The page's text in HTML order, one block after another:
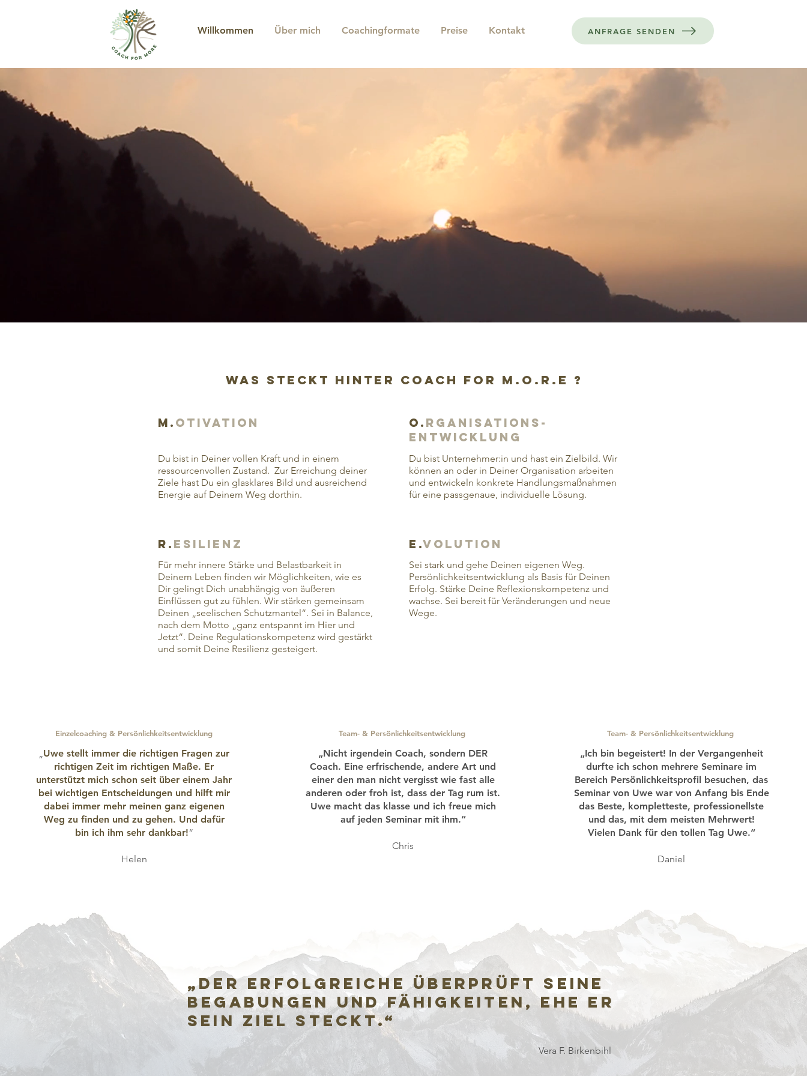
Willkommen Über mich Coachingformate Preise Kontakt ANFRAGE SENDEN
Was steckt hinter Coach for M.O.R.E ?
M. OTIVATION
Du bist in Deiner vollen Kraft und in einem
ressourcenvollen Zustand. Zur Erreichung deiner
Ziele hast Du ein glasklares Bild und ausreichend
Energie auf Deinem Weg dorthin.
R. Esilienz
Für mehr innere Stärke und Belastbarkeit in
Deinem Leben finden wir Möglichkeiten, wie es
Dir gelingt Dich unabhängig von äußeren
Einflüssen gut zu fühlen. Wir stärken gemeinsam
Deinen „seelischen Schutzmantel“. Sei in Balance,
nach dem Motto „ganz entspannt im Hier und
Jetzt“. Deine Regulationskompetenz wird gestärkt
und somit Deine Resilienz gesteigert.
O. Rganisations-
entwicklung
Du bist Unternehmer:in und hast ein Zielbild. Wir
können an oder in Deiner Organisation arbeiten
und entwickeln konkrete Handlungsmaßnahmen
für eine passgenaue, individuelle Lösung.
E.Volution
Sei stark und gehe Deinen eigenen Weg.
Persönlichkeitsentwicklung als Basis für Deinen
Erfolg. Stärke Deine Reflexionskompetenz und
wachse. Sei bereit für Veränderungen und neue
Wege.
Einzelcoaching & Persönlichkeitsentwicklung
„Uwestellt immer die richtigen Fragen zur
richtigen Zeit im richtigen Maße. Er
unterstützt mich schon seit über einem Jahr
bei wichtigen Entscheidungen und hilft mir
dabei immer mehr meinen ganz eigenen
Weg zu finden und zu gehen. Und dafür
bin ich ihm sehr dankbar!“
Helen
Team- & Persönlichkeitsentwicklung
„Nicht irgendein Coach, sondern DER
Coach. Eine erfrischende, andere Art und
einer den man nicht vergisst wie fast alle
anderen oder froh ist, dass der Tag rum ist.
Uwe macht das klasse und ich freue mich
auf jeden Seminar mit ihm.“
Chris
Team- & Persönlichkeitsentwicklung
„Ich bin begeistert! In der Vergangenheit
durfte ich schon mehrere Seminare im
Bereich Persönlichkeitsprofil besuchen, das
Seminar von Uwe war von Anfang bis Ende
das Beste, kompletteste, professionellste
und das, mit dem meisten Mehrwert!
Vielen Dank für den tollen Tag Uwe.“
Daniel
„Der Erfolgreiche überprüft seine
Begabungen und Fähigkeiten, ehe er
sein Ziel steckt.“
Vera F. Birkenbihl